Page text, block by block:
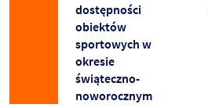
dostępności
obiektów
sportowych w
okresie
świąteczno-
noworocznym